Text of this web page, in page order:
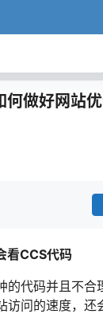
何做好网站
看CCS代码
的代码并且不合
访问的速度，还